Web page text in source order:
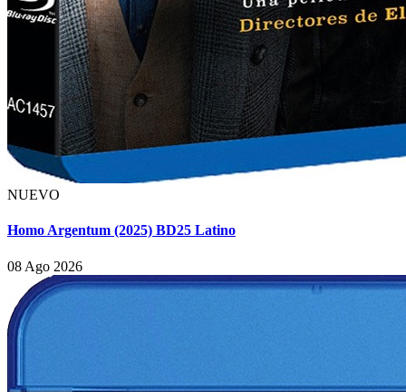
NUEVO
Homo Argentum (2025) BD25 Latino
08 Ago 2026